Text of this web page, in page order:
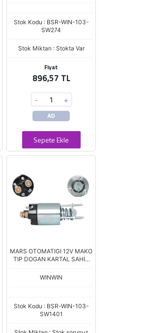
Stok Kodu : BSR-WIN-103-
SW274
Stok Miktarı : Stokta Var
Fiyat
896,57 TL
- +
AD
Sepete Ekle
MARS OTOMATIGI 12V MAKO
TIP DOGAN KARTAL SAHIN
WINWIN
Stok Kodu : BSR-WIN-103-
SW1401